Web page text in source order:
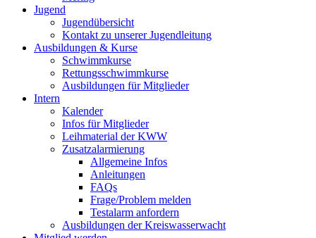
Jugend
Jugendübersicht
Kontakt zu unserer Jugendleitung
Ausbildungen & Kurse
Schwimmkurse
Rettungsschwimmkurse
Ausbildungen für Mitglieder
Intern
Kalender
Infos für Mitglieder
Leihmaterial der KWW
Zusatzalarmierung
Allgemeine Infos
Anleitungen
FAQs
Frage/Problem melden
Testalarm anfordern
Ausbildungen der Kreiswasserwacht